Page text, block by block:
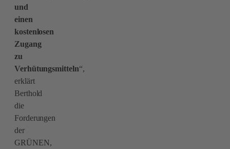
und
einen
kostenlosen
Zugang
zu
Verhütungsmitteln“,
erklärt
Berthold
die
Forderungen
der
GRÜNEN,